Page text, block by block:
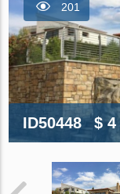
201
ID50448 $ 4